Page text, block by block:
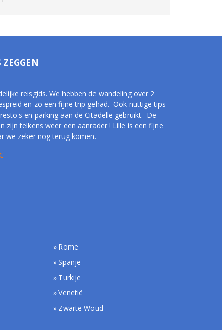
reisgids. We hebben de wandeling over 2
en zo een fijne trip gehad. Ook nuttige tips
en parking aan de Citadelle gebruikt. De
zijn telkens weer een aanrader ! Lille is een fijne
we zeker nog terug komen.
Rome
Spanje
Turkije
Venetië
Zwarte Woud